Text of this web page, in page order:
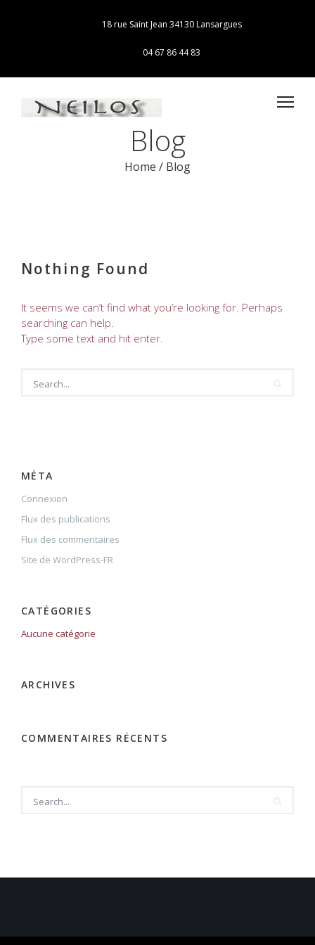
18 rue Saint Jean 34130 Lansargues
04 67 86 44 83
Blog
Home / Blog
Nothing Found
It seems we can’t find what you’re looking for. Perhaps
searching can help.
Type some text and hit enter.
MÉTA
Connexion
Flux des publications
Flux des commentaires
Site de WordPress-FR
CATÉGORIES
Aucune catégorie
ARCHIVES
COMMENTAIRES RÉCENTS